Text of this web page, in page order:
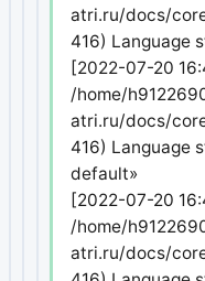
atri.ru/docs/
416) Language
[2022-07-20
/home/
atri.ru/docs/
416) Language
default»
[2022-07-20
/home/
atri.ru/docs/